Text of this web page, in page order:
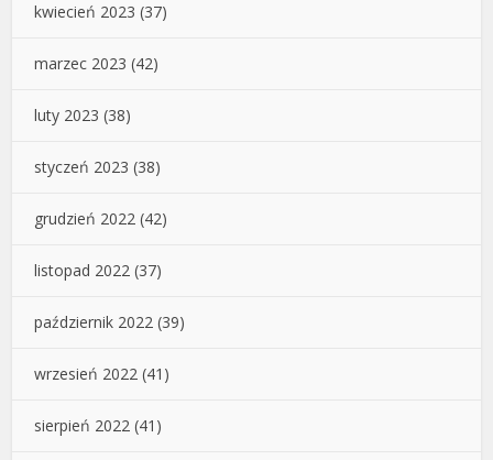
kwiecień 2023 (37)
marzec 2023 (42)
luty 2023 (38)
styczeń 2023 (38)
grudzień 2022 (42)
listopad 2022 (37)
październik 2022 (39)
wrzesień 2022 (41)
sierpień 2022 (41)